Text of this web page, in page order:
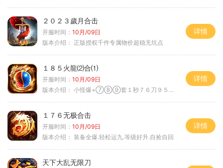
２０２３歲月合击
开服时间： 10月/09日
版本介绍： 正版授权千件专属物价超稳无坑点
详情
１８５火龍⑵合⑴
开服时间： 10月/09日
版本介绍： 小怪爆+⑦⑧⑨套１秒７６刀９５范围捡
详情
１７６无极合击
开服时间： 10月/09日
版本介绍： 装备全爆.轻松运九.等级好升.自捡自回
详情
天下大乱无限刀